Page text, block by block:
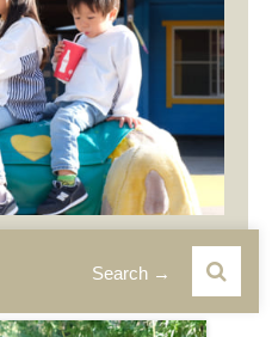
Search →
2019.10.25
日〜軽井沢篇〜 Ai.t（@ngs.rk